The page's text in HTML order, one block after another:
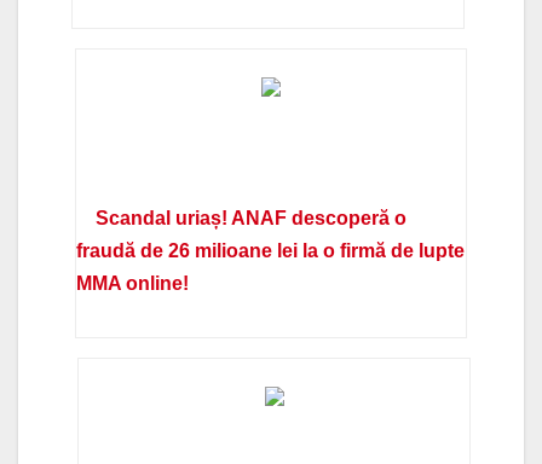
Scandal uriaș! ANAF descoperă o
fraudă de 26 milioane lei la o firmă de lupte
MMA online!